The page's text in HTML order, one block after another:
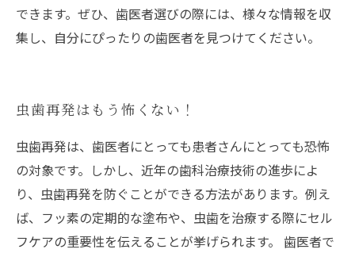
できます。ぜひ、歯医者選びの際には、様々な情報を収
集し、自分にぴったりの歯医者を見つけてください。
虫歯再発はもう怖くない！
虫歯再発は、歯医者にとっても患者さんにとっても恐怖
の対象です。しかし、近年の歯科治療技術の進歩によ
り、虫歯再発を防ぐことができる方法があります。例え
ば、フッ素の定期的な塗布や、虫歯を治療する際にセル
フケアの重要性を伝えることが挙げられます。 歯医者で